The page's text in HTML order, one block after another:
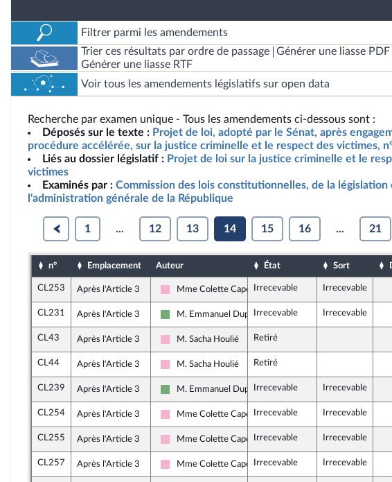
Filtrer parmi les amendements
Trier ces résultats par ordre de passage
Générer une liasse PDF
Générer une liasse RTF
Voir tous les amendements législatifs sur open data
Recherche par examen unique - Tous les amendements ci-dessous sont :
Déposés sur le texte : Projet de loi, adopté par le Sénat, après
procédure accélérée, sur la justice criminelle et le respect des victimes,
Liés au dossier législatif : Projet de loi sur la justice criminelle et le
victimes
Examinés par : Commission des lois constitutionnelles, de la législation
l'administration générale de la République
1 ... 12 13 14 15 16 ... 21
n° Emplacement Auteur État Sort
CL253 Après l'Article 3
Socialistes et apparentés
Mme Colette CapdevielleIrrecevable Irrecevable
CL231 Après l'Article 3
Écologiste et Social
M. Emmanuel DuplessyIrrecevable Irrecevable
CL43 Après l'Article 3
Socialistes et apparentés
M. Sacha Houlié Retiré
CL44 Après l'Article 3
Socialistes et apparentés
M. Sacha Houlié Retiré
CL239 Après l'Article 3
Écologiste et Social
M. Emmanuel DuplessyIrrecevable Irrecevable
CL254 Après l'Article 3
Socialistes et apparentés
Mme Colette CapdevielleIrrecevable Irrecevable
CL255 Après l'Article 3
Socialistes et apparentés
Mme Colette CapdevielleIrrecevable Irrecevable
CL257 Après l'Article 3
Socialistes et apparentés
Mme Colette CapdevielleIrrecevable Irrecevable